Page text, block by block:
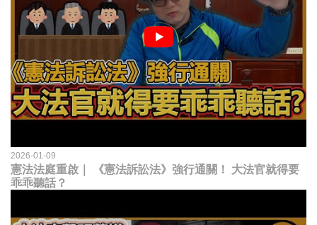
2026-01-09
憲法法庭重啟｜ 《憲法訴訟法》強行通關！ 大法官就得要
乖乖聽話？